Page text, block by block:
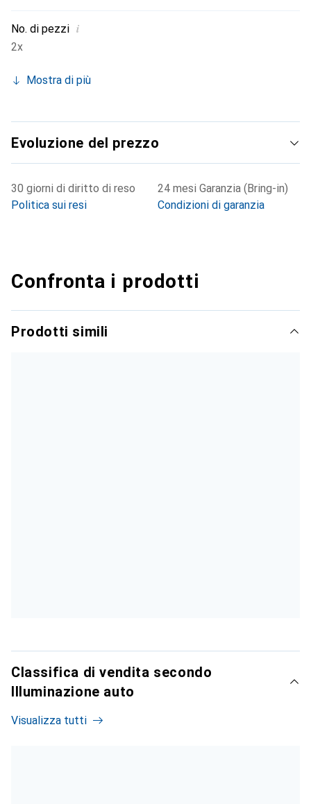
No. di pezzi i
2x
Mostra di più
Evoluzione del prezzo
30 giorni di diritto di reso
Politica sui resi
24 mesi Garanzia (Bring-in)
Condizioni di garanzia
Confronta i prodotti
Prodotti simili
Classifica di vendita secondo
Illuminazione auto
Visualizza tutti